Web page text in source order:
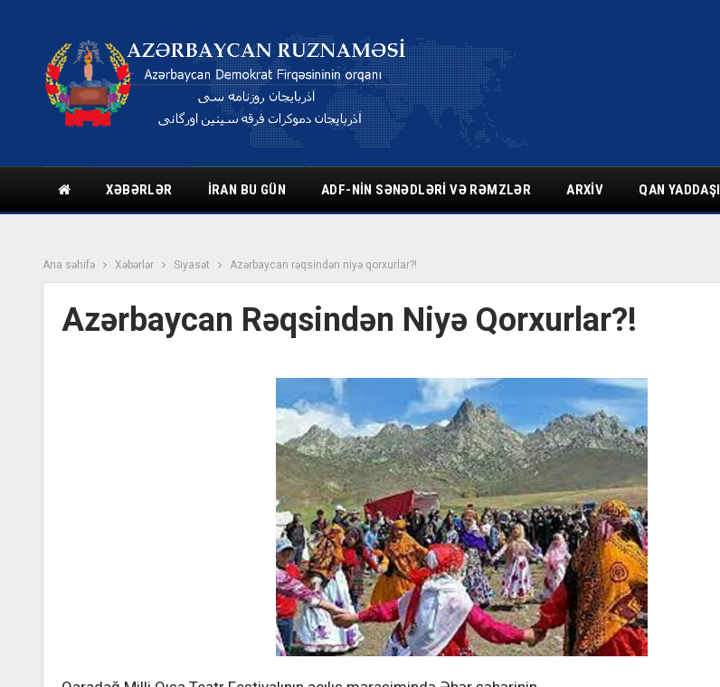
XƏBƏRLƏR İRAN BU GÜN ADF-NIN SƏNƏDLƏRI VƏ RƏMZLƏR ARXIV QAN YADDAŞI
Ana səhifə Xəbərlər Siyasət Azərbaycan rəqsindən niyə qorxurlar?!
Azərbaycan Rəqsindən Niyə Qorxurlar?!